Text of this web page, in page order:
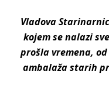
Vladova
kojem se nalazi
prošla vremena,
ambalaža starih